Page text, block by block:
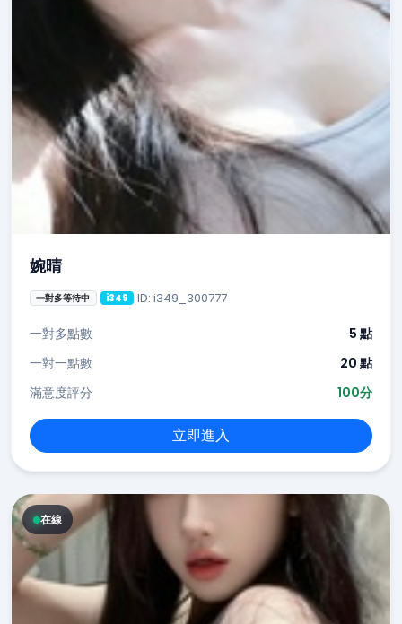
婉晴
一對多等待中 i349 ID: i349_300777
一對多點數
5 點
一對一點數
20 點
滿意度評分
100分
立即進入
在線